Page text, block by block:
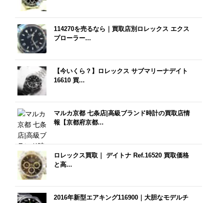
114270を売るなら｜買取店別ロレックス エクス
プローラー...
【今いくら？】ロレックス サブマリーナデイト
16610 買...
マルカ京都 七条店|高級ブランド時計の買取店情
報【京都府京都...
ロレックス買取｜ デイトナ Ref.16520 買取価格
と高...
2016年新型エアキング116900｜大胆なモデルチ